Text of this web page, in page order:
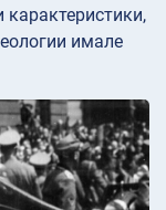
карактеристики,
имале